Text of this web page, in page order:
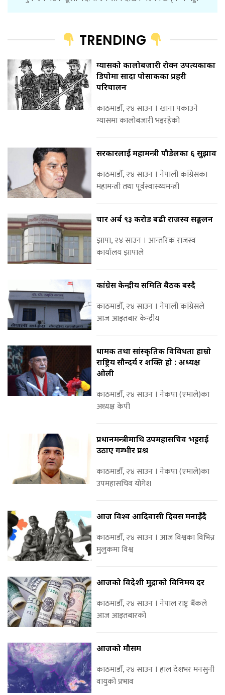
TRENDING
ग्यासको कालोबजारी रोक्न उपत्यकाका
डिपोमा सादा पोसाकका प्रहरी
परिचालन
काठमाडौँ, २४ साउन । खाना पकाउने
ग्यासमा कालोबजारी भइरहेको
सरकारलाई महामन्त्री पौडेलका ६ सुझाव
काठमाडौँ, २४ साउन । नेपाली कांग्रेसका
महामन्त्री तथा पूर्वस्वास्थ्यमन्त्री
चार अर्ब ९३ करोड बढी राजस्व सङ्कलन
झापा, २४ साउन । आन्तरिक राजस्व
कार्यालय झापाले
कांग्रेस केन्द्रीय समिति बैठक बस्दै
काठमाडौँ, २४ साउन । नेपाली कांग्रेसले
आज आइतबार केन्द्रीय
धार्मिक तथा सांस्कृतिक विविधता हाम्रो
राष्ट्रिय सौन्दर्य र शक्ति हो : अध्यक्ष
ओली
काठमाडौँ, २४ साउन । नेकपा (एमाले)का
अध्यक्ष केपी
प्रधानमन्त्रीमाथि उपमहासचिव भट्टराई
उठाए गम्भीर प्रश्न
काठमाडौँ, २४ साउन । नेकपा (एमाले)का
उपमहासचिव योगेश
आज विश्व आदिवासी दिवस मनाइँदै
काठमाडौँ, २४ साउन । आज विश्वका विभिन्न
मुलुकमा विश्व
आजको विदेशी मुद्राको विनिमय दर
काठमाडौँ, २४ साउन । नेपाल राष्ट्र बैंकले
आज आइतबारको
आजको मौसम
काठमाडौँ, २४ साउन । हाल देशभर मनसुनी
वायुको प्रभाव